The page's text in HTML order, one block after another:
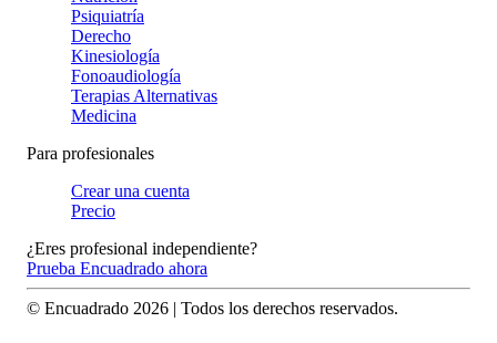
Psiquiatría
Derecho
Kinesiología
Fonoaudiología
Terapias Alternativas
Medicina
Para profesionales
Crear una cuenta
Precio
¿Eres profesional independiente?
Prueba Encuadrado ahora
© Encuadrado 2026 | Todos los derechos reservados.